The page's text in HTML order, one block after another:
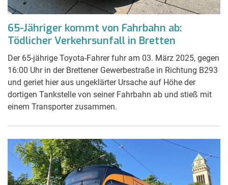
65-Jähriger kommt von Fahrbahn ab:
Tödlicher Verkehrsunfall in Bretten
Der 65-jährige Toyota-Fahrer fuhr am 03. März 2025, gegen
16:00 Uhr in der Brettener Gewerbestraße in Richtung B293
und geriet hier aus ungeklärter Ursache auf Höhe der
dortigen Tankstelle von seiner Fahrbahn ab und stieß mit
einem Transporter zusammen.